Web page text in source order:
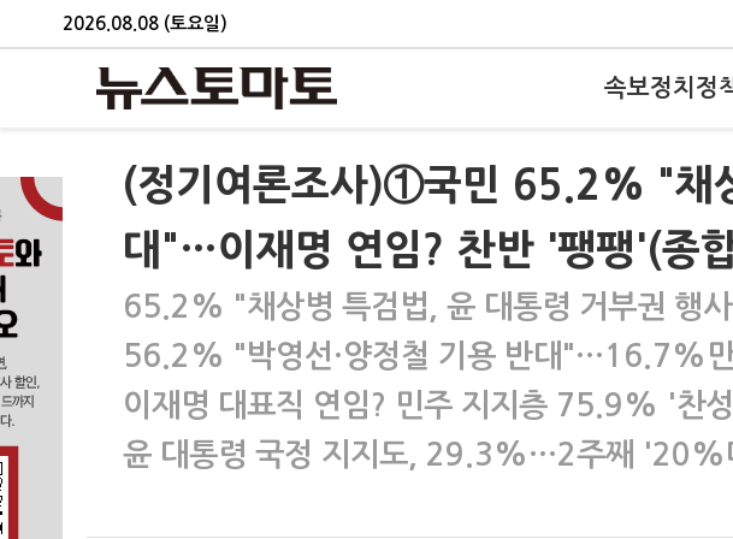
2026.08.08 (토요일)
속보정치 정
(정기여론조사)①국민 65.2% "채
대"…이재명 연임? 찬반 '팽팽'(종
65.2% "채상병 특검법, 윤 대통령 거부권 행
56.2% "박영선·양정철 기용 반대"…16.7%
이재명 대표직 연임? 민주 지지층 75.9% '찬
윤 대통령 국정 지지도, 29.3%…2주째 '20%